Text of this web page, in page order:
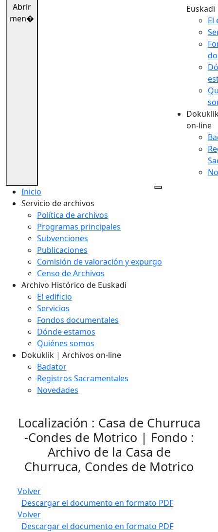
Abrir
men�
Euskadi
El
on-line
Inicio
Servicio de archivos
Política de archivos
Programas principales
Subvenciones
Publicaciones
Comisión de valoración y expurgo
Censo de Archivos
Archivo Histórico de Euskadi
El edificio
Servicios
Fondos documentales
Dónde estamos
Quiénes somos
Dokuklik | Archivos on-line
Badator
Registros Sacramentales
Novedades
Localización : Casa de Churruca
-Condes de Motrico | Fondo :
Archivo de la Casa de
Churruca, Condes de Motrico
Volver
Descargar el documento en formato PDF
Volver
Descargar el documento en formato PDF